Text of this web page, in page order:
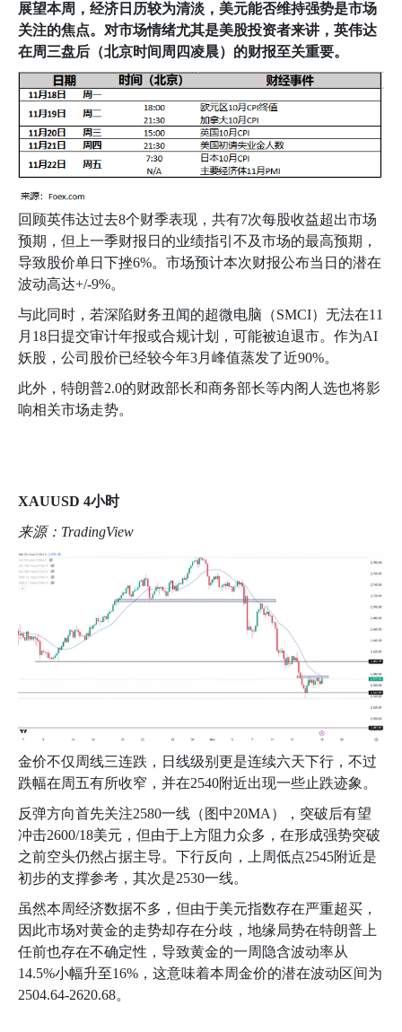
展望本周，经济日历较为清淡，美元能否维持强势是市场
关注的焦点。对市场情绪尤其是美股投资者来讲，英伟达
在周三盘后（北京时间周四凌晨）的财报至关重要。
回顾英伟达过去8个财季表现，共有7次每股收益超出市场
预期，但上一季财报日的业绩指引不及市场的最高预期，
导致股价单日下挫6%。市场预计本次财报公布当日的潜在
波动高达+/-9%。
与此同时，若深陷财务丑闻的超微电脑（SMCI）无法在11
月 18日提交审计年报或合规计划，可能被迫退市。作为AI
妖股，公司股价已经较今年3月峰值蒸发了近90%。
此外，特朗普2.0的财政部长和商务部长等内阁人选也将影
响相关市场走势。
XAUUSD 4小时
来源： TradingView
金价不仅周线三连跌，日线级别更是连续六天下行，不过
跌幅在周五有所收窄，并在2540附近出现一些止跌迹象。
反弹方向首先关注2580一线（图中20MA ），突破后有望
冲击2600/18美元，但由于上方阻力众多，在形成强势突破
之前空头仍然占据主导。下行反向，上周低点2545附近是
初步的支撑参考，其次是2530一线。
虽然本周经济数据不多，但由于美元指数存在严重超买，
因此市场对黄金的走势却存在分歧，地缘局势在特朗普上
任前也存在不确定性，导致黄金的一周隐含波动率从
14.5%小幅升至16% ，这意味着本周金价的潜在波动区间为
2504.64-2620.68。